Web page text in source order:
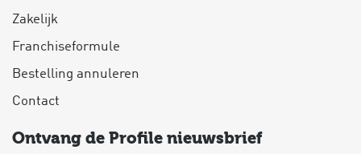
Zakelijk
Franchiseformule
Bestelling annuleren
Contact
Ontvang de Profile nieuwsbrief